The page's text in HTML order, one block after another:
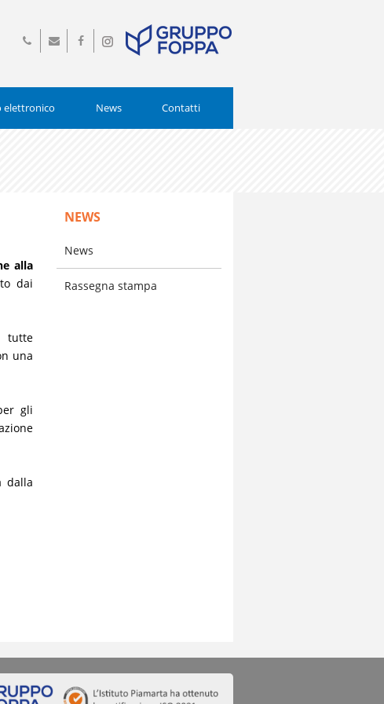
info@istitutopiamarta.it
Seguici
elettronico News Contatti
alla
dai
tutte
una
gli
dalla
NEWS
News
Rassegna stampa